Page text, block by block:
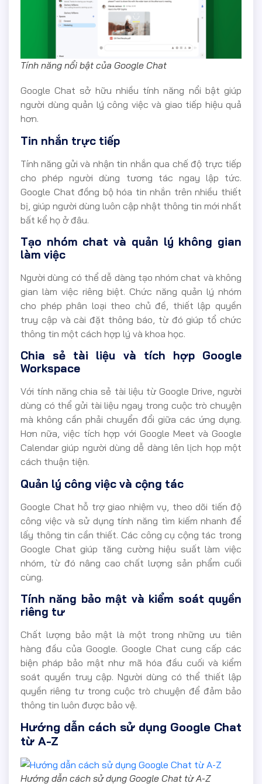
Tính năng nổi bật của Google Chat
Google Chat sở hữu nhiều tính năng nổi bật giúp
người dùng quản lý công việc và giao tiếp hiệu quả
hơn.
Tin nhắn trực tiếp
Tính năng gửi và nhận tin nhắn qua chế độ trực tiếp
cho phép người dùng tương tác ngay lập tức.
Google Chat đồng bộ hóa tin nhắn trên nhiều thiết
bị, giúp người dùng luôn cập nhật thông tin mới nhất
bất kể họ ở đâu.
Tạo nhóm chat và quản lý không gian
làm việc
Người dùng có thể dễ dàng tạo nhóm chat và không
gian làm việc riêng biệt. Chức năng quản lý nhóm
cho phép phân loại theo chủ đề, thiết lập quyền
truy cập và cài đặt thông báo, từ đó giúp tổ chức
thông tin một cách hợp lý và khoa học.
Chia sẻ tài liệu và tích hợp Google
Workspace
Với tính năng chia sẻ tài liệu từ Google Drive, người
dùng có thể gửi tài liệu ngay trong cuộc trò chuyện
mà không cần phải chuyển đổi giữa các ứng dụng.
Hơn nữa, việc tích hợp với Google Meet và Google
Calendar giúp người dùng dễ dàng lên lịch họp một
cách thuận tiện.
Quản lý công việc và cộng tác
Google Chat hỗ trợ giao nhiệm vụ, theo dõi tiến độ
công việc và sử dụng tính năng tìm kiếm nhanh để
lấy thông tin cần thiết. Các công cụ cộng tác trong
Google Chat giúp tăng cường hiệu suất làm việc
nhóm, từ đó nâng cao chất lượng sản phẩm cuối
cùng.
Tính năng bảo mật và kiểm soát quyền
riêng tư
Chất lượng bảo mật là một trong những ưu tiên
hàng đầu của Google. Google Chat cung cấp các
biện pháp bảo mật như mã hóa đầu cuối và kiểm
soát quyền truy cập. Người dùng có thể thiết lập
quyền riêng tư trong cuộc trò chuyện để đảm bảo
thông tin luôn được bảo vệ.
Hướng dẫn cách sử dụng Google Chat
từ A-Z
Hướng dẫn cách sử dụng Google Chat từ A-Z